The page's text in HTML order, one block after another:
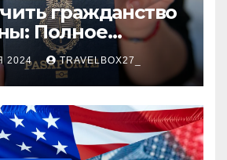
гражданство
Полное
2024 TRAVELBOX27_